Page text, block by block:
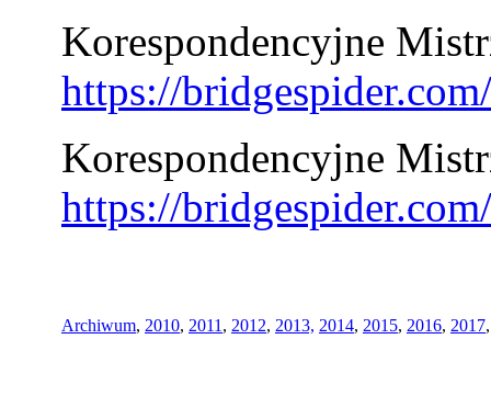
Korespondencyjne
https://
Korespondencyjne
https://
Archiwum, 2010, 2011 , 2012, 2013, 2014, 2015, 2016, 2017